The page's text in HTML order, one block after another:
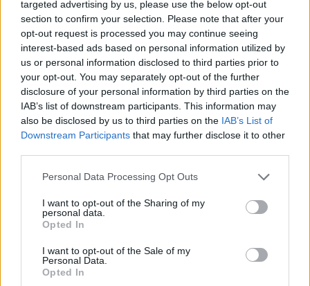
targeted advertising by us, please use the below opt-out
section to confirm your selection. Please note that after your
opt-out request is processed you may continue seeing
interest-based ads based on personal information utilized by
us or personal information disclosed to third parties prior to
your opt-out. You may separately opt-out of the further
disclosure of your personal information by third parties on the
IAB’s list of downstream participants. This information may
also be disclosed by us to third parties on the IAB’s List of
Downstream Participants that may further disclose it to other
Please note that this website/app uses one or more Google
not limited to your visit or usage behaviour. You may click to
grant or deny consent to Google and its third-party tags to
use your data for below specified purposes in below Google
consent section.
Personal Data Processing Opt Outs
I want to opt-out of the Sharing of my
personal data.
Opted In
I want to opt-out of the Sale of my
Personal Data.
Opted In
Valasek Mónika
Smart Greenhouse Control Kft.
Az Építési Vállalkozások Országos Szakszövetsége és a
Magyar Közút Nzrt. által támogatott Az év zöld
SOKON Kft. faépítészeti zöldinnovációs
CUBE Factory Kft.; Café Plusz Kft.